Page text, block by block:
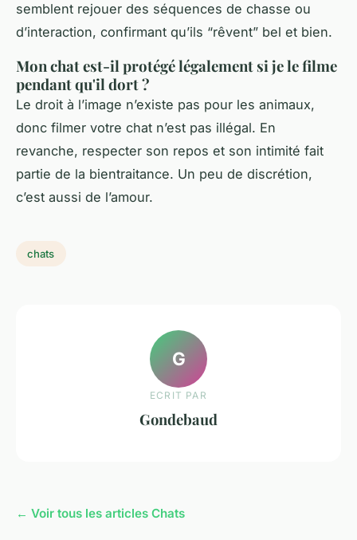
semblent rejouer des séquences de chasse ou
d’interaction, confirmant qu’ils “rêvent” bel et bien.
Mon chat est-il protégé légalement si je le filme
pendant qu'il dort ?
Le droit à l’image n’existe pas pour les animaux,
donc filmer votre chat n’est pas illégal. En
revanche, respecter son repos et son intimité fait
partie de la bientraitance. Un peu de discrétion,
c’est aussi de l’amour.
chats
G
ECRIT PAR
Gondebaud
← Voir tous les articles Chats